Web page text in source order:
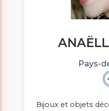
Pays-
Bijoux et objets